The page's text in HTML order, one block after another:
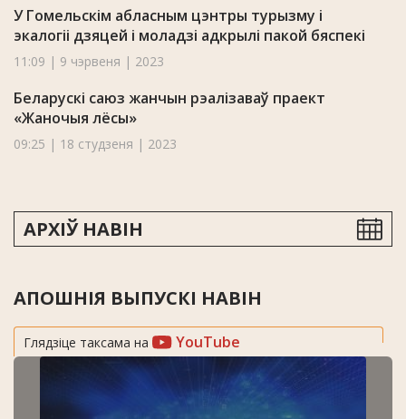
У Гомельскім абласным цэнтры турызму і
экалогіі дзяцей і моладзі адкрылі пакой бяспекі
11:09 | 9 чэрвеня | 2023
Беларускі саюз жанчын рэалізаваў праект
«Жаночыя лёсы»
09:25 | 18 студзеня | 2023
АРХІЎ НАВІН
АПОШНІЯ ВЫПУСКІ НАВІН
Глядзіце таксама на YouTube